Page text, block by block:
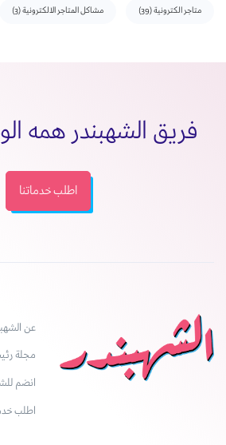
متاجر الكترونية(39) مشاكل المتاجر الالكترونية(3)
فريق الشهبندر همه
اطلب خدماتنا
عن
مجلة
انضم
اطلب